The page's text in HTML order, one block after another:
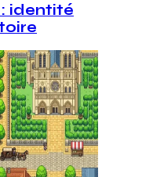
identité